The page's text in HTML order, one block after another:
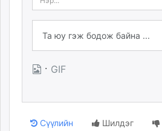
· GIF
Сүүлийн Шилдэг